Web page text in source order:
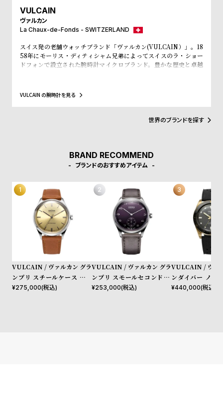
VULCAIN
ヴァルカン
La Chaux-de-Fonds - SWITZERLAND
スイス発の老舗ウォッチブランド「ヴァルカン(VULCAIN）」。18
58年にモーリス・ディティシャム兄弟によってスイスのラ・ショー
ドフォンで設立された腕時計マイクロブランド。豊かな歴史と卓越
賞に輝くマニファクチュールブランドとしての実績を築いてきた。
創業から約1世紀が経過した頃、ヴァルカンは世 界で初めてアラー
ム機能を搭載した機械式腕時計「クリケット」を開発。アラーム音
がコオロギの鳴き声に似ていることからその名前は付けられた。こ
に移し、卓越した技術を活かした革新的なモノづくりを続けてきた
が、近年はいくつかの困難に直面し、表舞台から姿を消していた。
しいキャリバー「ヴァルカン自社製キャリバーV10」を搭載して復
活。さらに、1970年代に活躍したツーカウンターデザインのクロノ
グラフモデルやヴィンテージ感漂うスキンダイバーを次々に発表し
た。ヴァルカンの腕時計は、時計愛好家をもうならす長い歴史と驚
きの品質を備え、日常において上質な時間とスタイルを提供する。
VULCAIN の腕時計を見る
世界のブランドを探す
BRAND RECOMMEND
ブランドのおすすめアイテム
VULCAIN / ヴァルカン グラ
ンプリ スチールケース スチ
ールフルケースバック セミグ
¥275,000(税込)
VULCAIN / ヴァルカン グラ
ンプリ スモールセコンド パ
ープル ダイヤル グレー レザ
¥253,000(税込)
VULCAIN / ヴァ
ンダイバー ノー
ロンズケース スチ
¥440,000(税込)